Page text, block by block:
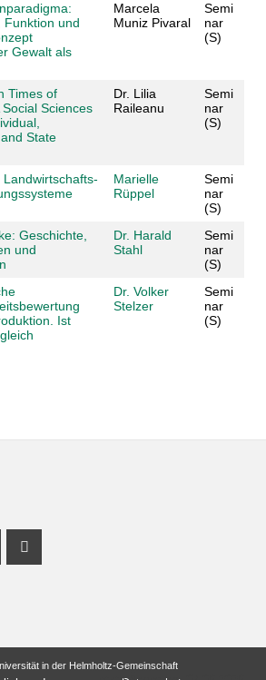
Funktion und
Gewalt als
Marcela
Muniz Pivaral
Semi
nar
(S)
Times of
Social Sciences
State
Dr. Lilia
Raileanu
Semi
nar
(S)
Landwirtschafts-
Marielle
Rüppel
Semi
nar
(S)
Geschichte,
und
Dr. Harald
Stahl
Semi
nar
(S)
Ist
Dr. Volker
Stelzer
Semi
nar
(S)
ProfilProfil
Youtube Profil
in der Helmholtz-Gemeinschaft